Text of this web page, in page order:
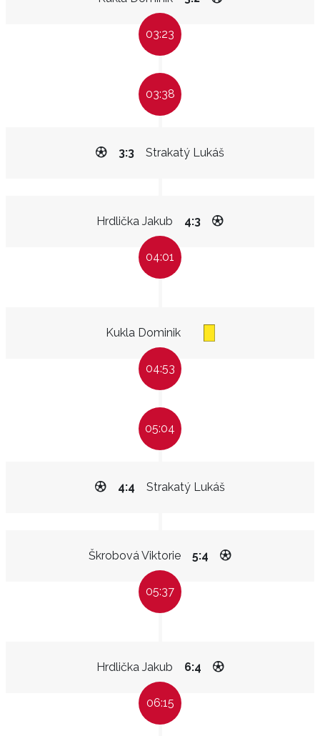
03:23
03:38
Strakatý Lukáš
3:3
Hrdlička Jakub 4:3
04:01
Kukla Dominik
04:53
05:04
Strakatý Lukáš
4:4
Škrobová Viktorie 5:4
05:37
Hrdlička Jakub 6:4
06:15